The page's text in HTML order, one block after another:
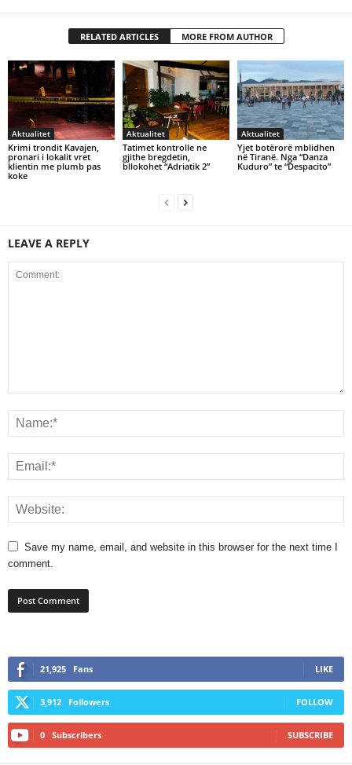
RELATED ARTICLES MORE FROM AUTHOR
Aktualitet
Krimi trondit Kavajen,
pronari i lokalit vret
klientin me plumb pas
koke
Aktualitet
Tatimet kontrolle ne
gjithe bregdetin,
bllokohet “Adriatik 2”
Aktualitet
Yjet botërorë mblidhen
në Tiranë. Nga “Danza
Kuduro” te “Despacito”
LEAVE A REPLY
Save my name, email, and website in this browser for the next time I
comment.
21,925 Fans LIKE
3,912 Followers FOLLOW
0 Subscribers SUBSCRIBE